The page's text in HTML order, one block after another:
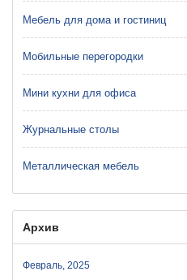
Мебель для дома и гостиниц
Мобильные перегородки
Мини кухни для офиса
Журнальные столы
Металлическая мебель
Архив
Февраль, 2025